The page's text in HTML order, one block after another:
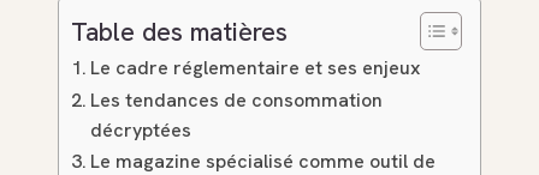
Table des matières
Le cadre réglementaire et ses enjeux
Les tendances de consommation
décryptées
Le magazine spécialisé comme outil de